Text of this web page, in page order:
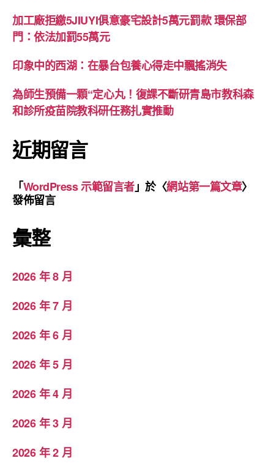
加工廠拒繳5JIUYI俱意豪宅設計5萬元罰款 環保部
門：依法加罰55萬元
印象中的西湖：在暴台包養心得走中飄搖消失
為師生預備一顆“定心丸！復課不斷研青島市教科森
和診所疫苗院教科研任務扎實推動
近期留言
「WordPress 示範留言者」於〈網站第一篇文章〉
發佈留言
彙整
2026 年 8 月
2026 年 7 月
2026 年 6 月
2026 年 5 月
2026 年 4 月
2026 年 3 月
2026 年 2 月